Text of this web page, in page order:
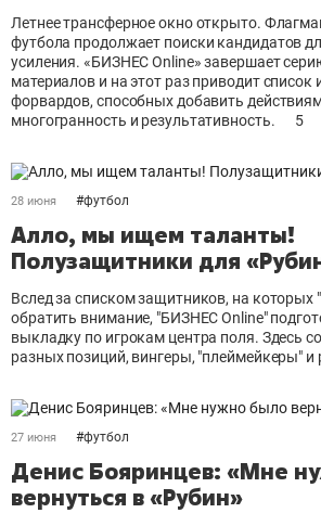
Летнее трансферное окно открыто.
футбола продолжает поиски кандидатов
усиления. «БИЗНЕС Online» завершает
материалов и на этот раз приводит список
форвардов, способных добавить
многогранность и результативность.
5
28 июня #футбол
Алло, мы ищем таланты!
Полузащитники для
Вслед за списком защитников, на которых
обратить внимание, "БИЗНЕС Online"
выкладку по игрокам центра поля. Здесь
разных позиций, вингеры, "плеймейкеры" и
27 июня #футбол
Денис Бояринцев: «Мне
вернуться в «Рубин»